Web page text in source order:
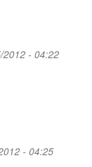
2012 - 04:22
- 04:25